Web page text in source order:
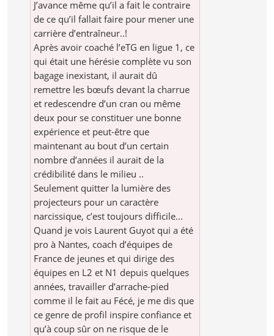
J’avance même qu’il a fait le contraire
de ce qu’il fallait faire pour mener une
carrière d’entraîneur..!
Après avoir coaché l’eTG en ligue 1, ce
qui était une hérésie complète vu son
bagage inexistant, il aurait dû
remettre les bœufs devant la charrue
et redescendre d’un cran ou même
deux pour se constituer une bonne
expérience et peut-être que
maintenant au bout d’un certain
nombre d’années il aurait de la
crédibilité dans le milieu ..
Seulement quitter la lumière des
projecteurs pour un caractère
narcissique, c’est toujours difficile...
Quand je vois Laurent Guyot qui a été
pro à Nantes, coach d’équipes de
France de jeunes et qui dirige des
équipes en L2 et N1 depuis quelques
années, travailler d’arrache-pied
comme il le fait au Fécé, je me dis que
ce genre de profil inspire confiance et
qu’à coup sûr on ne risque de le